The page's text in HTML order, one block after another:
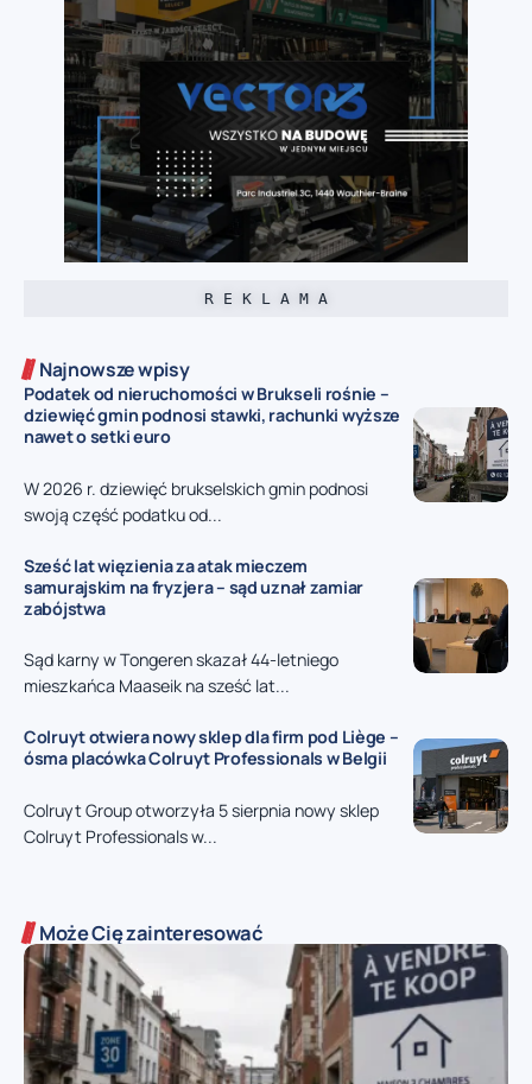
R E K L A M A
Najnowsze wpisy
Podatek od nieruchomości w Brukseli rośnie –
dziewięć gmin podnosi stawki, rachunki wyższe
nawet o setki euro
W 2026 r. dziewięć brukselskich gmin podnosi
swoją część podatku od...
Sześć lat więzienia za atak mieczem
samurajskim na fryzjera – sąd uznał zamiar
zabójstwa
Sąd karny w Tongeren skazał 44-letniego
mieszkańca Maaseik na sześć lat...
Colruyt otwiera nowy sklep dla firm pod Liège –
ósma placówka Colruyt Professionals w Belgii
Colruyt Group otworzyła 5 sierpnia nowy sklep
Colruyt Professionals w...
Może Cię zainteresować